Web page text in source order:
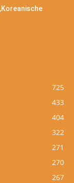
725
433
404
322
271
270
267